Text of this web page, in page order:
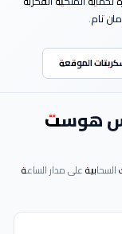
فولاذية تناسب
الفكرية
الموقعة
هوست